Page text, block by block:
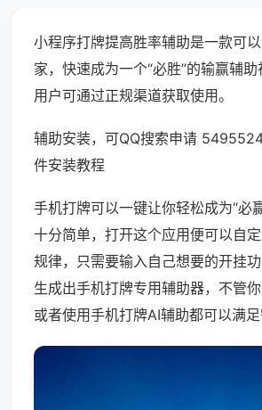
小程序打牌提高胜率辅助是一款可
家，快速成为一个“必胜”的输赢辅
用户可通过正规渠道获取使用。
辅助安装，可QQ搜索申请
件安装教程
手机打牌可以一键让你轻松成为“必
十分简单，打开这个应用便可以自
规律，只需要输入自己想要的开挂
生成出手机打牌专用辅助器，不管
或者使用手机打牌AI辅助都可以满足